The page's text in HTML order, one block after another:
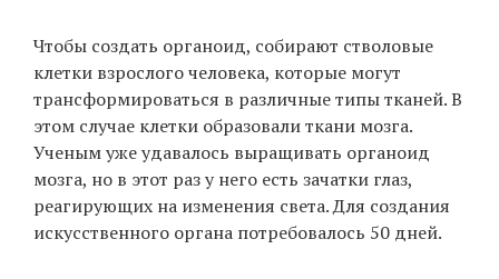
Чтобы создать органоид, собирают стволовые
клетки взрослого человека, которые могут
трансформироваться в различные типы тканей. В
этом случае клетки образовали ткани мозга.
Ученым уже удавалось выращивать органоид
мозга, но в этот раз у него есть зачатки глаз,
реагирующих на изменения света. Для создания
искусственного органа потребовалось 50 дней.